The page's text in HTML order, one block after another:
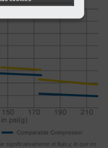
significativamente el flujo y, lo que es